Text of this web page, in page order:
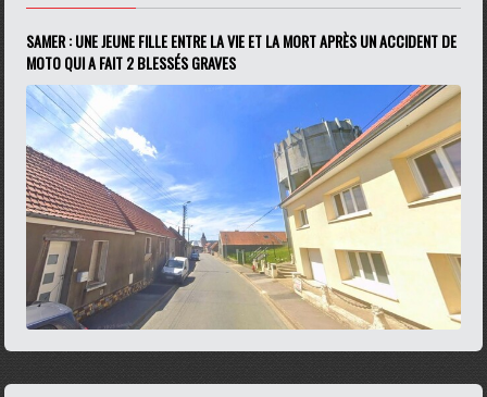
SAMER : UNE JEUNE FILLE ENTRE LA VIE ET LA MORT APRÈS UN ACCIDENT DE
MOTO QUI A FAIT 2 BLESSÉS GRAVES